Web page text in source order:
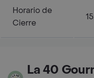
Horario de
Cierre
La 40